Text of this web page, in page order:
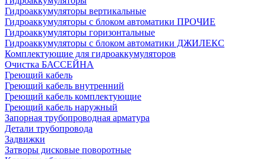
Гидроаккумуляторы вертикальные
Гидроаккумуляторы с блоком автоматики ПРОЧИЕ
Гидроаккумуляторы горизонтальные
Гидроаккумуляторы с блоком автоматики ДЖИЛЕКС
Комплектующие для гидроаккумуляторов
Очистка БАССЕЙНА
Греющий кабель
Греющий кабель внутренний
Греющий кабель комплектующие
Греющий кабель наружный
Запорная трубопроводная арматура
Детали трубопровода
Задвижки
Затворы дисковые поворотные